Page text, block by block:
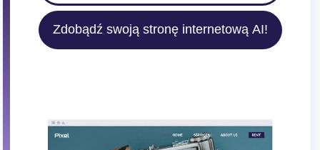
Zdobądź swoją stronę internetową AI!